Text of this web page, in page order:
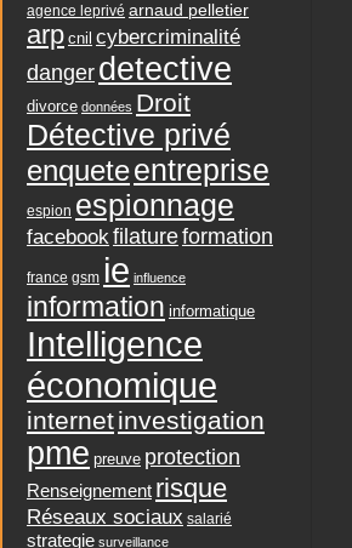
agence leprivé arnaud pelletier
arp cnil cybercriminalité
danger detective
divorce données Droit
Détective privé
enqueteentreprise
espion espionnage
facebookfilatureformation
france gsm ie influence
information informatique
Intelligence
économique
internetinvestigation
pme preuve protection
Renseignement risque
Réseaux sociaux salarié
strategie surveillance